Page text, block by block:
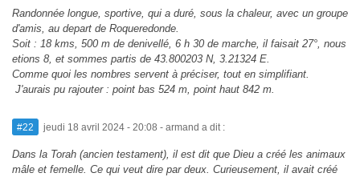
Randonnée longue, sportive, qui a duré, sous la chaleur, avec un groupe
d'amis, au depart de Roqueredonde.
Soit : 18 kms, 500 m de denivellé, 6 h 30 de marche, il faisait 27°, nous
etions 8, et sommes partis de 43.800203 N, 3.21324 E.
Comme quoi les nombres servent à préciser, tout en simplifiant.
J'aurais pu rajouter : point bas 524 m, point haut 842 m.
#22 jeudi 18 avril 2024 - 20:08 - armand a dit :
Dans la Torah (ancien testament), il est dit que Dieu a créé les animaux
mâle et femelle. Ce qui veut dire par deux. Curieusement, il avait créé